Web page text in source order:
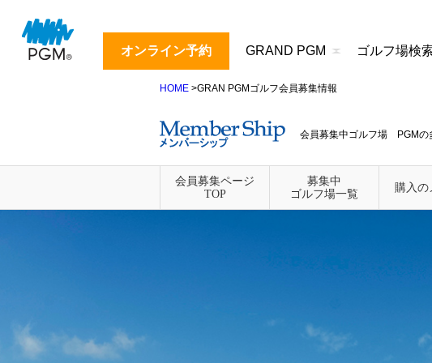
オンライン予約 GRAND PGM ゴルフ場検
HOME >GRAN PGMゴルフ会員募集情報
会員募集中ゴルフ場 PGMの
会員募集ページ
TOP
募集中
ゴルフ場一覧
購入の